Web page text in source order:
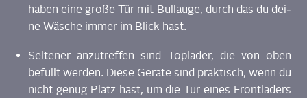
haben eine gro­ße Tür mit Bull­au­ge, durch das du dei­
ne Wäsche immer im Blick hast.
Sel­te­ner anzu­tref­fen sind Top­la­der, die von oben
befüllt wer­den. Die­se Gerä­te sind prak­tisch, wenn du
nicht genug Platz hast, um die Tür eines Front­la­ders